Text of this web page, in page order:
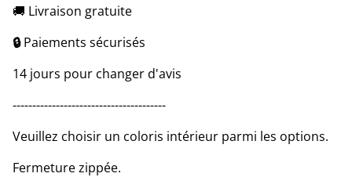
🚚 Livraison gratuite
🔒Paiements sécurisés
14 jours pour changer d'avis
---------------------------------------
Veuillez choisir un coloris intérieur parmi les options.
Fermeture zippée.